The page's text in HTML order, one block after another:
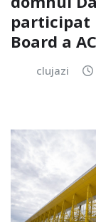
participat
Board a
clujazi